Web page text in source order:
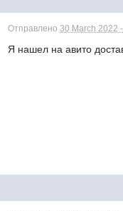
Отправлено30 March 2022
Я нашел на авито